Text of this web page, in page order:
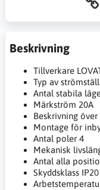
Beskrivning
Tillverkare
Typ av
Antal stabila
Märkström 20A
Beskrivning
Montage för
Antal poler 4
Mekanisk
Antal alla
Skyddsklass